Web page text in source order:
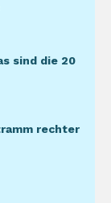
sind die 20
rechter